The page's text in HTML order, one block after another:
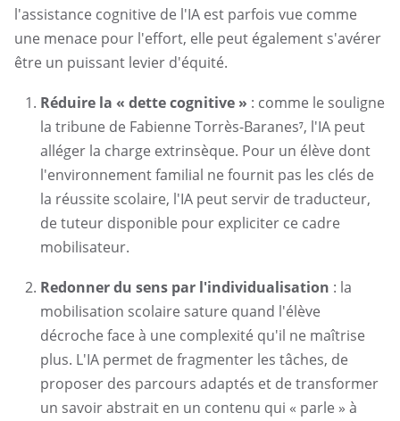
l'assistance cognitive de l'IA est parfois vue comme
une menace pour l'effort, elle peut également s'avérer
être un puissant levier d'équité.
Réduire la « dette cognitive » : comme le souligne
la tribune de Fabienne Torrès-Baranes⁷, l'IA peut
alléger la charge extrinsèque. Pour un élève dont
l'environnement familial ne fournit pas les clés de
la réussite scolaire, l'IA peut servir de traducteur,
de tuteur disponible pour expliciter ce cadre
mobilisateur.
Redonner du sens par l'individualisation : la
mobilisation scolaire sature quand l'élève
décroche face à une complexité qu'il ne maîtrise
plus. L'IA permet de fragmenter les tâches, de
proposer des parcours adaptés et de transformer
un savoir abstrait en un contenu qui « parle » à